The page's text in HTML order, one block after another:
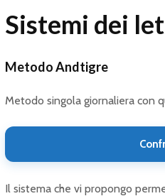
Sistemi dei
Metodo Andtigre
Metodo singola giornaliera con
Il sistema che vi propongo